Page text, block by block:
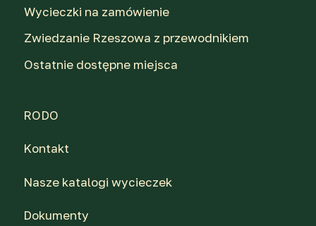
Wycieczki na zamówienie
Zwiedzanie Rzeszowa z przewodnikiem
Ostatnie dostępne miejsca
RODO
Kontakt
Nasze katalogi wycieczek
Dokumenty